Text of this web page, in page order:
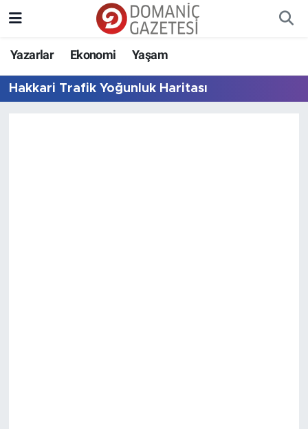
Yazarlar Ekonomi Yaşam
Hakkari Trafik Yoğunluk Haritası